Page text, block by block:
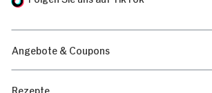
Angebote & Coupons
Rezepte